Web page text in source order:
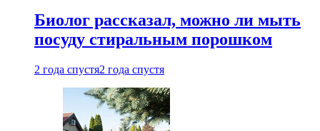
Биолог рассказал, можно ли мыть
посуду стиральным порошком
2 года спустя2 года спустя